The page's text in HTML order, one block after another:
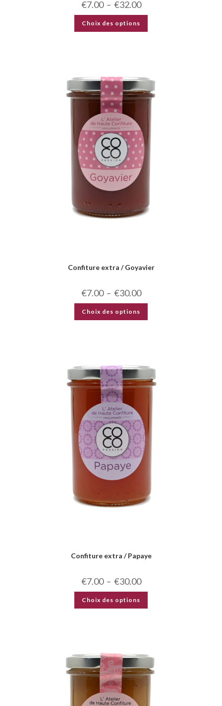
€7.00 – €32.00
Choix des options
Confiture extra / Goyavier
€7.00 – €30.00
Choix des options
Confiture extra / Papaye
€7.00 – €30.00
Choix des options